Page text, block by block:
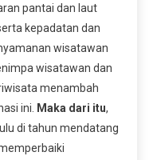
pantai dan laut
kepadatan dan
wisatawan
wisatawan dan
menambah
ini.
Maka dari itu,
di tahun mendatang